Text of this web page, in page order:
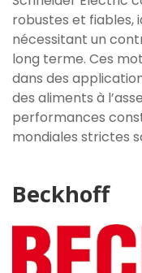
robustes et fiables,
nécessitant un
long terme. Ces
dans des
des aliments à
performances
mondiales strictes
Beckhoff